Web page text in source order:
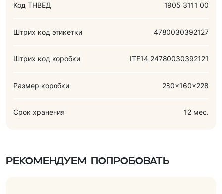
Код ТНВЕД 1905 3111 00
Штрих код этикетки 4780030392127
Штрих код коробки ITF14 24780030392121
Размер коробки 280x160x228
Срок хранения 12 мес.
Рекомендуем попробовать